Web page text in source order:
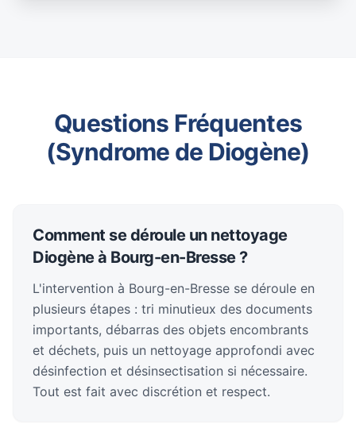
Questions Fréquentes
(Syndrome de Diogène)
Comment se déroule un nettoyage
Diogène à Bourg-en-Bresse ?
L'intervention à Bourg-en-Bresse se déroule en
plusieurs étapes : tri minutieux des documents
importants, débarras des objets encombrants
et déchets, puis un nettoyage approfondi avec
désinfection et désinsectisation si nécessaire.
Tout est fait avec discrétion et respect.